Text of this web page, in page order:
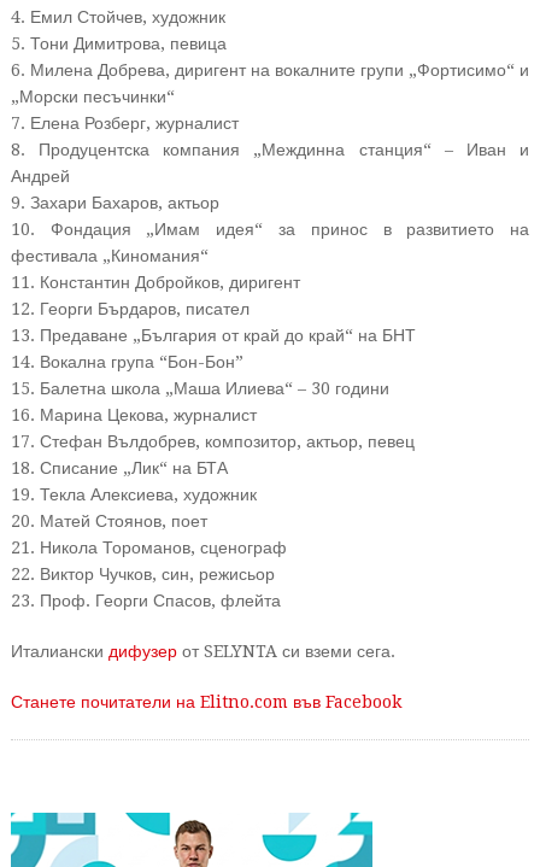
4. Емил Стойчев, художник
5. Тони Димитрова, певица
6. Милена Добрева, диригент на вокалните групи „Фортисимо“ и
„Морски песъчинки“
7. Елена Розберг, журналист
8. Продуцентска компания „Междинна станция“ – Иван и
Андрей
9. Захари Бахаров, актьор
10. Фондация „Имам идея“ за принос в развитието на
фестивала „Киномания“
11. Константин Добройков, диригент
12. Георги Бърдаров, писател
13. Предаване „България от край до край“ на БНТ
14. Вокална група “Бон-Бон”
15. Балетна школа „Маша Илиева“ – 30 години
16. Марина Цекова, журналист
17. Стефан Вълдобрев, композитор, актьор, певец
18. Списание „Лик“ на БТА
19. Текла Алексиева, художник
20. Матей Стоянов, поет
21. Никола Тороманов, сценограф
22. Виктор Чучков, син, режисьор
23. Проф. Георги Спасов, флейта
Италиански дифузерот SELYNTA си вземи сега.
Станете почитатели на Elitno.com във Facebook